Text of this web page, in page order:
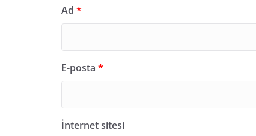
Ad *
E-posta *
İnternet sitesi